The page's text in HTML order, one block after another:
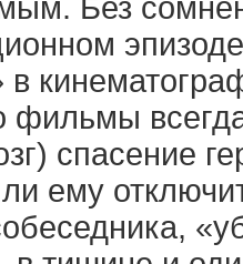
Без
фильмы
спасение
ли ему